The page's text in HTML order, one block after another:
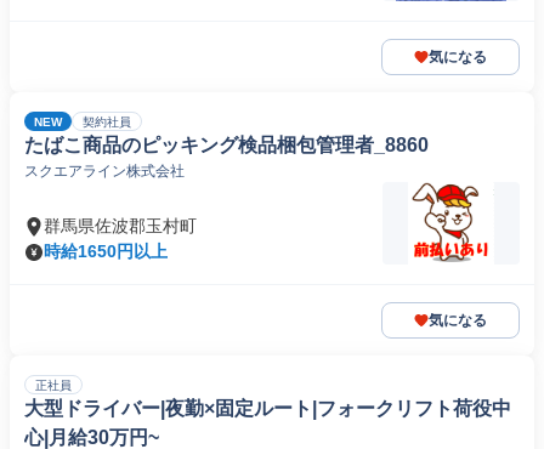
気になる
NEW 契約社員
たばこ商品のピッキング検品梱包管理者_8860
スクエアライン株式会社
群馬県佐波郡玉村町
時給1650円以上
気になる
正社員
大型ドライバー|夜勤×固定ルート|フォークリフト荷役中
心|月給30万円~